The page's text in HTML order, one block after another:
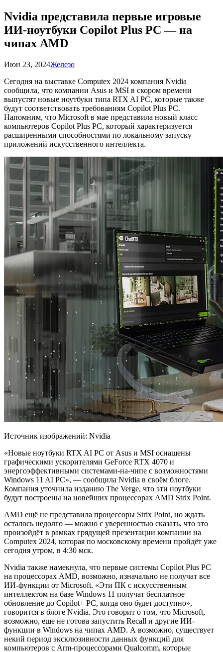
Nvidia представила первые игровые
ИИ-ноутбуки Copilot Plus PC — на
чипах AMD
Июн 23, 2024Железо
Сегодня на выставке Computex 2024 компания Nvidia
сообщила, что компании Asus и MSI в скором времени
выпустят новые ноутбуки типа RTX AI PC, которые также
будут соответствовать требованиям Copilot Plus PC.
Напомним, что Microsoft в мае представила новый класс
компьютеров Copilot Plus PC, который характеризуется
расширенными способностями по локальному запуску
приложений искусственного интеллекта.
Источник изображений: Nvidia
«Новые ноутбуки RTX AI PC от Asus и MSI оснащены
графическими ускорителями GeForce RTX 4070 и
энергоэффективными системами-на-чипе с возможностями
Windows 11 AI PC», — сообщила Nvidia в своём блоге.
Компания уточнила изданию The Verge, что эти ноутбуки
будут построены на новейших процессорах AMD Strix Point.
AMD ещё не представила процессоры Strix Point, но ждать
осталось недолго — можно с уверенностью сказать, что это
произойдёт в рамках грядущей презентации компании на
Computex 2024, которая по московскому времени пройдёт уже
сегодня утром, в 4:30 мск.
Nvidia также намекнула, что первые системы Copilot Plus PC
на процессорах AMD, возможно, изначально не получат все
ИИ-функции от Microsoft. «Эти ПК с искусственным
интеллектом на базе Windows 11 получат бесплатное
обновление до Copilot+ PC, когда оно будет доступно», —
говорится в блоге Nvidia. Это говорит о том, что Microsoft,
возможно, еще не готова запустить Recall и другие ИИ-
функции в Windows на чипах AMD. А возможно, существует
некий период эксклюзивности данных функций для
компьютеров с Arm-процессорами Qualcomm, которые